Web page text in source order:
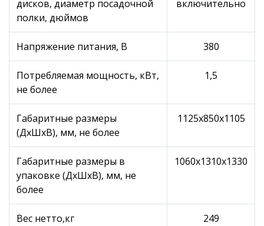
дисков, диаметр посадочной
полки, дюймов
включительно
Напряжение питания, В 380
Потребляемая мощность, кВт,
не более
1,5
Габаритные размеры
(ДхШхВ), мм, не более
1125x850x1105
Габаритные размеры в
упаковке (ДхШхВ), мм, не
более
1060x1310x1330
Вес нетто,кг 249